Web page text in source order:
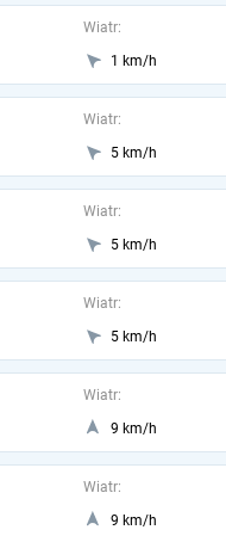
Wiatr:
1 km/h
Wiatr:
5 km/h
Wiatr:
5 km/h
Wiatr:
5 km/h
Wiatr:
9 km/h
Wiatr:
9 km/h